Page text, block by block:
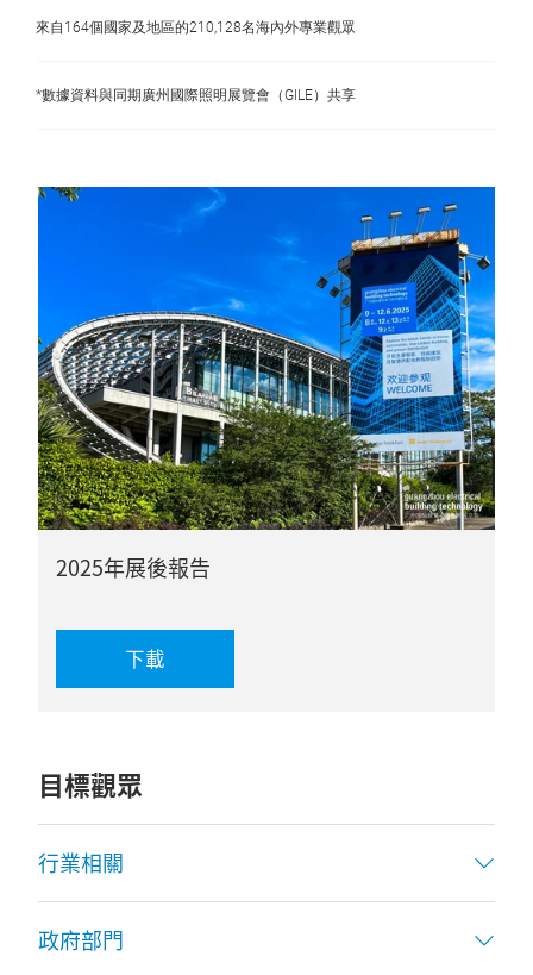
來自164個國家及地區的210,128名海內外專業觀眾
*數據資料與同期廣州國際照明展覽會（GILE）共享
2025年展後報告
下載
目標觀眾
行業相關
政府部門